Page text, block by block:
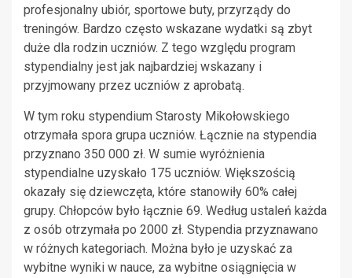
profesjonalny ubiór, sportowe buty, przyrządy do
treningów. Bardzo często wskazane wydatki są zbyt
duże dla rodzin uczniów. Z tego względu program
stypendialny jest jak najbardziej wskazany i
przyjmowany przez uczniów z aprobatą.
W tym roku stypendium Starosty Mikołowskiego
otrzymała spora grupa uczniów. Łącznie na stypendia
przyznano 350 000 zł. W sumie wyróżnienia
stypendialne uzyskało 175 uczniów. Większością
okazały się dziewczęta, które stanowiły 60% całej
grupy. Chłopców było łącznie 69. Według ustaleń każda
z osób otrzymała po 2000 zł. Stypendia przyznawano
w różnych kategoriach. Można było je uzyskać za
wybitne wyniki w nauce, za wybitne osiągnięcia w